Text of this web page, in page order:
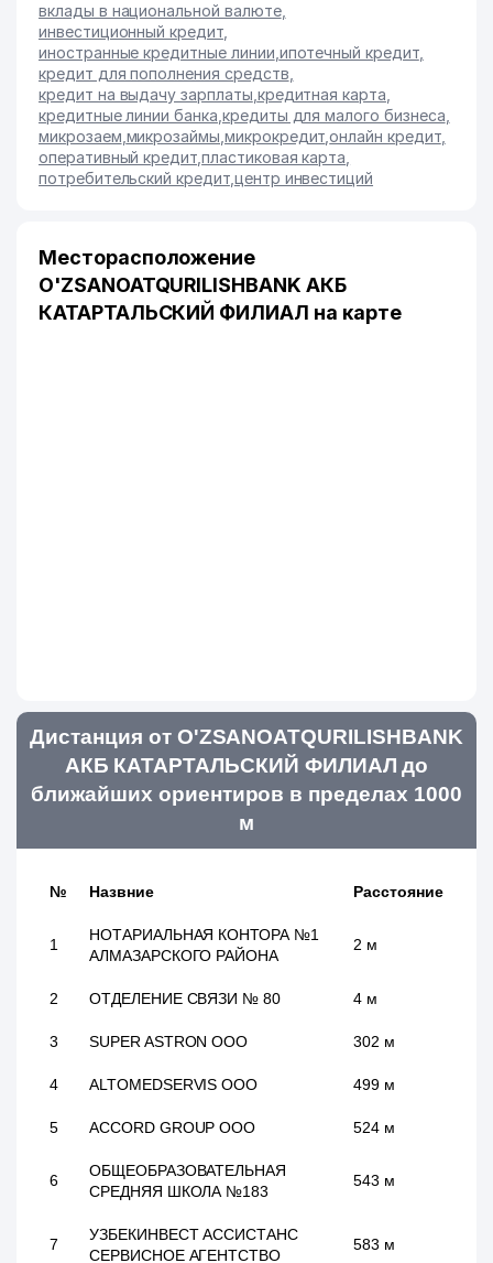
вклады в национальной валюте,
инвестиционный кредит,
иностранные кредитные линии ипотечный кредит,
кредит для пополнения средств
кредит на выдачу зарплаты кредитная карта
кредитные линии банка кредиты для малого бизнеса
микрозаем микрозаймы микрокредит ,онлайн кредит,
оперативный кредит ,пластиковая карта
потребительский кредит, центр инвестиций
Месторасположение
O'ZSANOATQURILISHBANK АКБ
КАТАРТАЛЬСКИЙ ФИЛИАЛ на карте
Дистанция от O'ZSANOATQURILISHBANK
АКБ КАТАРТАЛЬСКИЙ ФИЛИАЛ до
ближайших ориентиров в пределах 1000
м
№ Назвние Расстояние
1
НОТАРИАЛЬНАЯ КОНТОРА №1
АЛМАЗАРСКОГО РАЙОНА
2 м
2 ОТДЕЛЕНИЕ СВЯЗИ № 80 4 м
3 SUPER ASTRON ООО 302 м
4 ALTOMEDSERVIS ООО 499 м
5 ACCORD GROUP ООО 524 м
6
ОБЩЕОБРАЗОВАТЕЛЬНАЯ
СРЕДНЯЯ ШКОЛА №183
543 м
7
УЗБЕКИНВЕСТ АССИСТАНС
СЕРВИСНОЕ АГЕНТСТВО
583 м